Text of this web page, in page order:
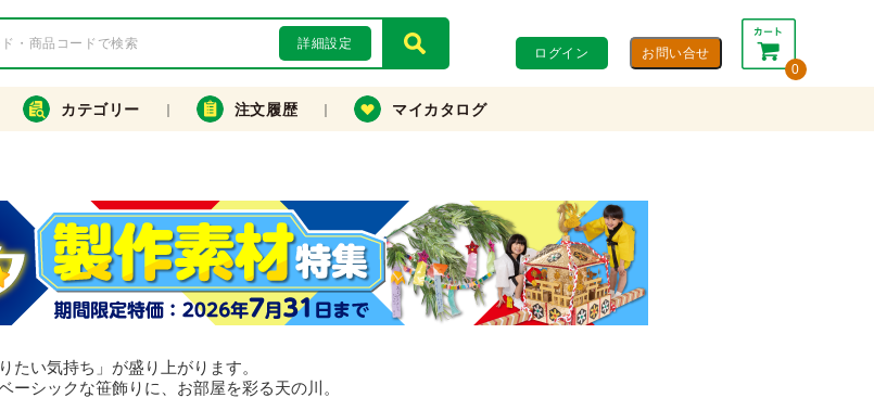
詳細設定
ログイン
0
合計： 0円
カートを見る・注文する
カテゴリー 注文履歴 マイカタログ
たい気持ち」が盛り上がります。
ーシックな笹飾りに、お部屋を彩る天の川。